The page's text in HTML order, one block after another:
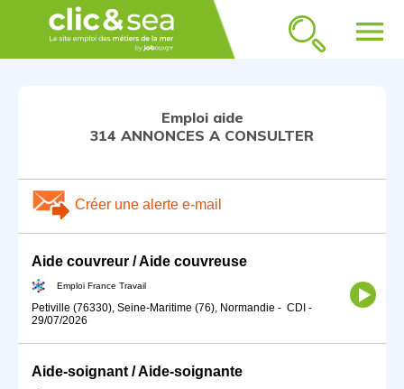
menu
Emploi aide
314 ANNONCES A CONSULTER
Créer une alerte e-mail
Aide couvreur / Aide couvreuse
Emploi France Travail
Petiville (76330), Seine-Maritime (76), Normandie - CDI -
29/07/2026
Aide-soignant / Aide-soignante